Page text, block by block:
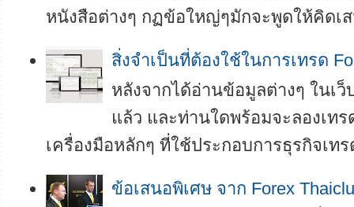
หนังสือต่างๆ กฏข้อใหญ่ๆมักจะพูดให้คิดเส
สิ่งจำเป็นที่ต้องใช้ในการเทรด
หลังจากได้อ่านข้อมูลต่างๆ ในเว็
แล้ว และท่านใดพร้อมจะลองเทร
เครื่องมือหลักๆ ที่ใช้ประกอบการธุรกิจเทร
ข้อเสนอพิเศษ จาก Forex